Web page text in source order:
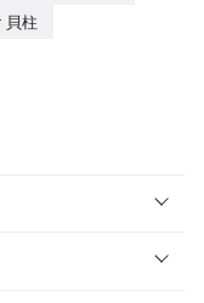
貝柱
o
n
o